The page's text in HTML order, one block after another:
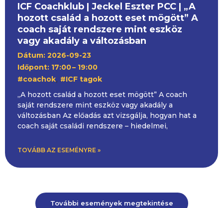
ICF Coachklub | Jeckel Eszter PCC | „A
hozott család a hozott eset mögött” A
coach saját rendszere mint eszköz
vagy akadály a változásban
Dátum: 2026-09-23
Időpont: 17:00– 19:00
#coachok, #ICF tagok
„A hozott család a hozott eset mögött” A coach
saját rendszere mint eszköz vagy akadály a
változásban Az előadás azt vizsgálja, hogyan hat a
coach saját családi rendszere – hiedelmei,
TOVÁBB AZ ESEMÉNYRE »
További események megtekintése